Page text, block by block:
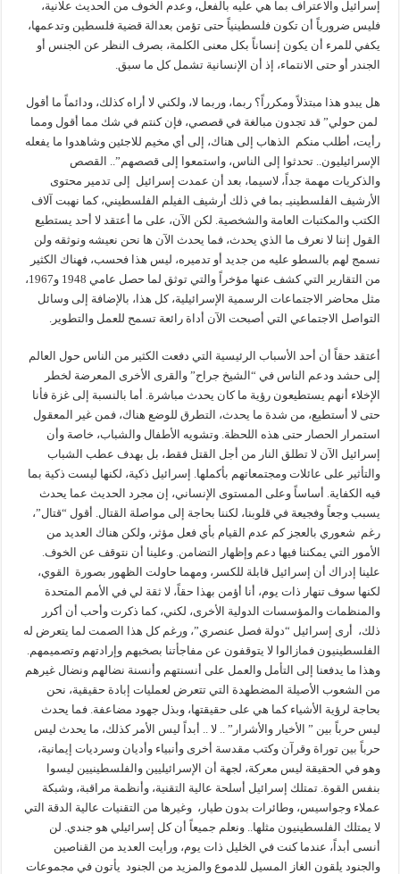
إسرائيل والاعتراف بما هي عليه بالفعل، وعدم الخوف من الحديث علانية،
فليس ضرورياً أن تكون فلسطينياً حتى تؤمن بعدالة قضية فلسطين وتدعمها،
يكفي للمرء أن يكون إنساناً بكل معنى الكلمة، بصرف النظر عن الجنس أو
الجندر أو حتى الانتماء، إذ أن الإنسانية تشمل كل ما سبق.
هل يبدو هذا مبتذلاً ومكرراً؟ ربما، وربما لا، ولكني لا أراه كذلك، ودائماً ما أقول
لمن حولي” قد تجدون مبالغة في قصصي، فإن كنتم في شك مما أقول ومما
رأيت، أطلب منكم الذهاب إلى هناك، إلى أي مخيم للاجئين وشاهدوا ما يفعله
الإسرائيليون.. تحدثوا إلى الناس، واستمعوا إلى قصصهم”.. القصص
والذكريات مهمة جداً، لاسيما، بعد أن عمدت إسرائيل إلى تدمير محتوى
الأرشيف الفلسطينيـ بما في ذلك أرشيف الفيلم الفلسطيني، كما نهبت آلاف
الكتب والمكتبات العامة والشخصية. لكن الآن، على ما أعتقد لا أحد يستطيع
القول إننا لا نعرف ما الذي يحدث، فما يحدث الآن ها نحن نعيشه ونوثقه ولن
نسمج لهم بالسطو عليه من جديد أو تدميره، ليس هذا فحسب، فهناك الكثير
من التقارير التي كشف عنها مؤخراً والتي توثق لما حصل عامي 1948 و1967،
مثل محاضر الاجتماعات الرسمية الإسرائيلية، كل هذا، بالإضافة إلى وسائل
التواصل الاجتماعي التي أصبحت الآن أداة رائعة تسمح للعمل والتطوير.
أعتقد حقاً أن أحد الأسباب الرئيسية التي دفعت الكثير من الناس حول العالم
إلى حشد ودعم الناس في “الشيخ جراح” والقرى الأخرى المعرضة لخطر
الإخلاء أنهم يستطيعون رؤية ما كان يحدث مباشرة. أما بالنسبة إلى غزة فأنا
حتى لا أستطيع، من شدة ما يحدث، التطرق للوضع هناك، فمن غير المعقول
استمرار الحصار حتى هذه اللحظة. وتشويه الأطفال والشباب، خاصة وأن
إسرائيل الآن لا تطلق النار من أجل القتل فقط، بل بهدف عطب الشباب
والتأثير على عائلات ومجتمعاتهم بأكملها. إسرائيل ذكية، لكنها ليست ذكية بما
فيه الكفاية. أساساً وعلى المستوى الإنساني، إن مجرد الحديث عما يحدث
يسبب وجعاً وفجيعة في قلوبنا، لكننا بحاجة إلى مواصلة القتال. أقول “قتال”،
رغم شعوري بالعجز كم عدم القيام بأي فعل مؤثر، ولكن هناك العديد من
الأمور التي يمكننا فيها دعم وإظهار التضامن. وعلينا أن نتوقف عن الخوف.
علينا إدراك أن إسرائيل قابلة للكسر، ومهما حاولت الظهور بصورة القوي،
لكنها سوف تنهار ذات يوم، أنا أؤمن بهذا حقاً، لا ثقة لي في الأمم المتحدة
والمنظمات والمؤسسات الدولية الأخرى، لكني، كما ذكرت وأحب أن أكرر
ذلك، أرى إسرائيل “دولة فصل عنصري”، ورغم كل هذا الصمت لما يتعرض له
الفلسطينيون فمازالوا لا يتوقفون عن مفاجأتنا بصخبهم وإرادتهم وتصميمهم.
وهذا ما يدفعنا إلى التأمل والعمل على أنسنتهم وأنسنة نضالهم ونضال غيرهم
من الشعوب الأصيلة المضطهدة التي تتعرض لعمليات إبادة حقيقية، نحن
بحاجة لرؤية الأشياء كما هي على حقيقتها، وبذل جهود مضاعفة. فما يحدث
ليس حرباً بين ” الأخيار والأشرار” .. لا .. أبداً ليس الأمر كذلك، ما يحدث ليس
حرباً بين توراة وقرآن وكتب مقدسة أخرى وأنبياء وأديان وسرديات إيمانية،
وهو في الحقيقة ليس معركة، لجهة أن الإسرائيليين والفلسطينيين ليسوا
بنفس القوة. تمتلك إسرائيل أسلحة عالية التقنية، وأنظمة مراقبة، وشبكة
عملاء وجواسيس، وطائرات بدون طيار، وغيرها من التقنيات عالية الدقة التي
لا يمتلك الفلسطينيون مثلها.. ونعلم جميعاً أن كل إسرائيلي هو جندي. لن
أنسى أبداً، عندما كنت في الخليل ذات يوم، ورأيت العديد من القناصين
والجنود يلقون الغاز المسيل للدموع والمزيد من الجنود يأتون في مجموعات